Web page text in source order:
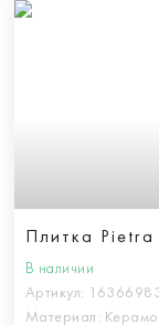
Плитка
В наличии
Артикул:
Материал: